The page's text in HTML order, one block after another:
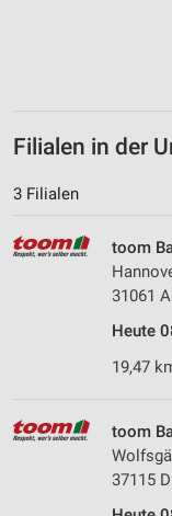
Filialen in der
3 Filialen
toom
31061
Heute
19,47
toom
37115
Messung der
Analyse von
Kombinationen von
Entwicklung und
IAB-Besonderheiten:
Geräte anhand
Informationen